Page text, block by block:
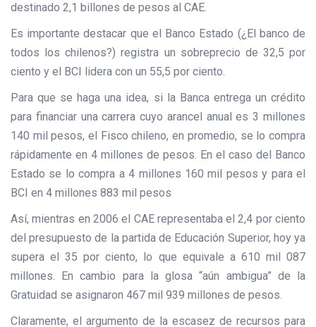
destinado 2,1 billones de pesos al CAE.
Es importante destacar que el Banco Estado (¿El banco de
todos los chilenos?) registra un sobreprecio de 32,5 por
ciento y el BCI lidera con un 55,5 por ciento.
Para que se haga una idea, si la Banca entrega un crédito
para financiar una carrera cuyo arancel anual es 3 millones
140 mil pesos, el Fisco chileno, en promedio, se lo compra
rápidamente en 4 millones de pesos. En el caso del Banco
Estado se lo compra a 4 millones 160 mil pesos y para el
BCI en 4 millones 883 mil pesos
Así, mientras en 2006 el CAE representaba el 2,4 por ciento
del presupuesto de la partida de Educación Superior, hoy ya
supera el 35 por ciento, lo que equivale a 610 mil 087
millones. En cambio para la glosa “aún ambigua” de la
Gratuidad se asignaron 467 mil 939 millones de pesos.
Claramente, el argumento de la escasez de recursos para